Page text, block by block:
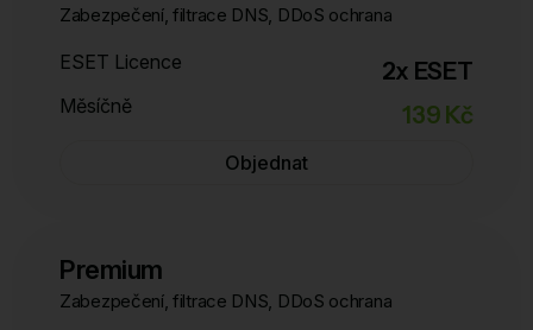
Zabezpečení, filtrace DNS, DDoS ochrana
ESET Licence 2x ESET
Měsíčně 139 Kč
Objednat
Premium
Zabezpečení, filtrace DNS, DDoS ochrana